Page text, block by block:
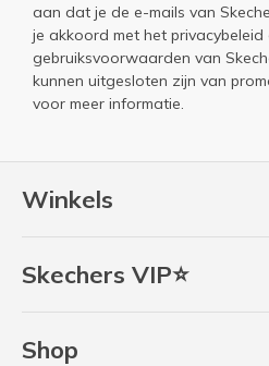
Winkels
Skechers VIP⭐
Shop
aan dat je de e-mails van
je akkoord met het privacybeleid
gebruiksvoorwaarden van
kunnen uitgesloten zijn van
voor meer informatie.